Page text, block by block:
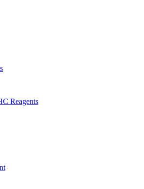
Reagents